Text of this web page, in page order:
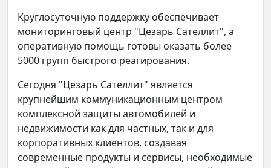
Круглосуточную поддержку обеспечивает
мониторинговый центр "Цезарь Сателлит", а
оперативную помощь готовы оказать более
5000 групп быстрого реагирования.
Сегодня "Цезарь Сателлит" является
крупнейшим коммуникационным центром
комплексной защиты автомобилей и
недвижимости как для частных, так и для
корпоративных клиентов, создавая
современные продукты и сервисы, необходимые